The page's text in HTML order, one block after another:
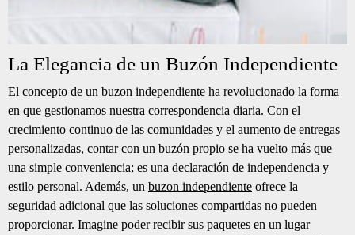
La Elegancia de un Buzón Independiente
El concepto de un buzon independiente ha revolucionado la forma
en que gestionamos nuestra correspondencia diaria. Con el
crecimiento continuo de las comunidades y el aumento de entregas
personalizadas, contar con un buzón propio se ha vuelto más que
una simple conveniencia; es una declaración de independencia y
estilo personal. Además, un buzon independiente ofrece la
seguridad adicional que las soluciones compartidas no pueden
proporcionar. Imagine poder recibir sus paquetes en un lugar